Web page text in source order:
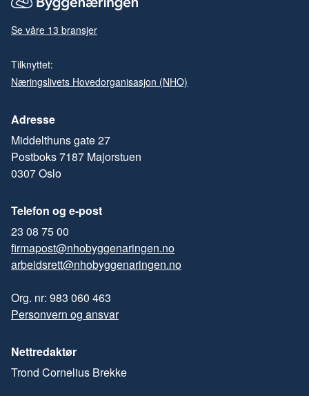
Se våre 13 bransjer
Tilknyttet:
Næringslivets Hovedorganisasjon (NHO)
Adresse
Middelthuns gate 27
Postboks 7187 Majorstuen
0307 Oslo
Telefon og e-post
23 08 75 00
firmapost@nhobyggenaringen.no
arbeidsrett@nhobyggenaringen.no
Org. nr: 983 060 463
Personvern og ansvar
Nettredaktør
Trond Cornelius Brekke